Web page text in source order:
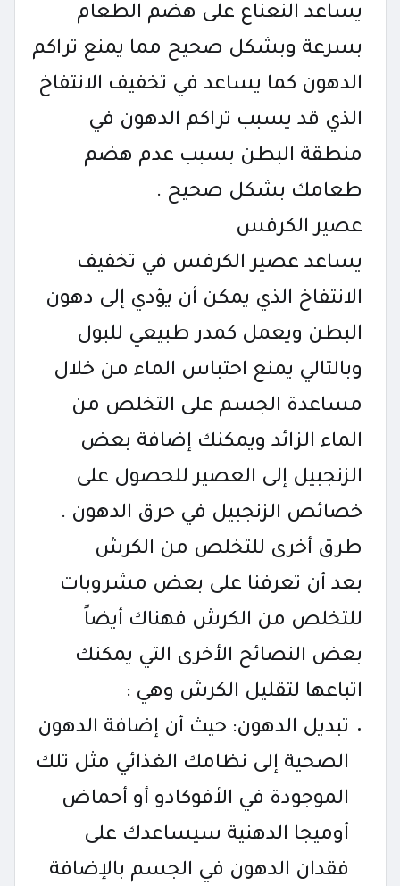
يساعد النعناع على هضم الطعام
بسرعة وبشكل صحيح مما يمنع تراكم
الدهون كما يساعد في تخفيف الانتفاخ
الذي قد يسبب تراكم الدهون في
منطقة البطن بسبب عدم هضم
طعامك بشكل صحيح .
عصير الكرفس
يساعد عصير الكرفس في تخفيف
الانتفاخ الذي يمكن أن يؤدي إلى دهون
البطن ويعمل كمدر طبيعي للبول
وبالتالي يمنع احتباس الماء من خلال
مساعدة الجسم على التخلص من
الماء الزائد ويمكنك إضافة بعض
الزنجبيل إلى العصير للحصول على
خصائص الزنجبيل في حرق الدهون .
طرق أخرى للتخلص من الكرش
بعد أن تعرفنا على بعض مشروبات
للتخلص من الكرش فهناك أيضاً
بعض النصائح الأخرى التي يمكنك
اتباعها لتقليل الكرش وهي :
تبديل الدهون: حيث أن إضافة الدهون
الصحية إلى نظامك الغذائي مثل تلك
الموجودة في الأفوكادو أو أحماض
أوميجا الدهنية سيساعدك على
فقدان الدهون في الجسم بالإضافة